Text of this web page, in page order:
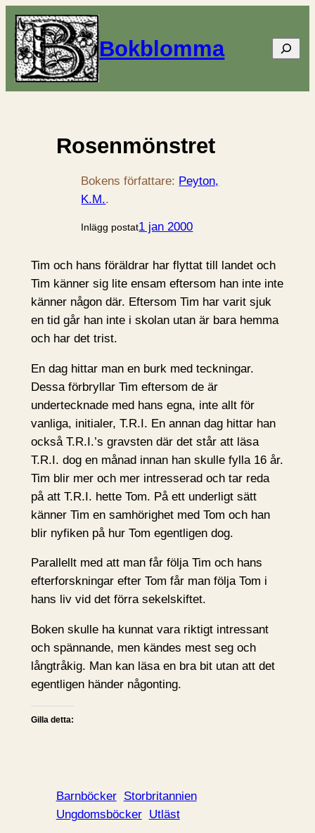
Bokblomma Sök
Rosenmönstret
Bokens författare: Peyton,
K.M..
Inlägg postat1 jan 2000
Tim och hans föräldrar har flyttat till landet och
Tim känner sig lite ensam eftersom han inte inte
känner någon där. Eftersom Tim har varit sjuk
en tid går han inte i skolan utan är bara hemma
och har det trist.
En dag hittar man en burk med teckningar.
Dessa förbryllar Tim eftersom de är
undertecknade med hans egna, inte allt för
vanliga, initialer, T.R.I. En annan dag hittar han
också T.R.I.’s gravsten där det står att läsa
T.R.I. dog en månad innan han skulle fylla 16 år.
Tim blir mer och mer intresserad och tar reda
på att T.R.I. hette Tom. På ett underligt sätt
känner Tim en samhörighet med Tom och han
blir nyfiken på hur Tom egentligen dog.
Parallellt med att man får följa Tim och hans
efterforskningar efter Tom får man följa Tom i
hans liv vid det förra sekelskiftet.
Boken skulle ha kunnat vara riktigt intressant
och spännande, men kändes mest seg och
långtråkig. Man kan läsa en bra bit utan att det
egentligen händer någonting.
Gilla detta:
Barnböcker Storbritannien
Ungdomsböcker Utläst